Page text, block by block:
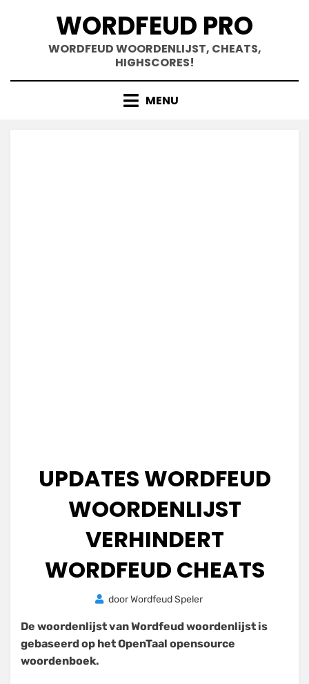
WORDFEUD PRO
WORDFEUD WOORDENLIJST, CHEATS,
HIGHSCORES!
MENU
UPDATES WORDFEUD
WOORDENLIJST
VERHINDERT
WORDFEUD CHEATS
doorWordfeud Speler
2020
De woordenlijst van Wordfeud woordenlijst is
gebaseerd op het OpenTaal opensource
woordenboek.